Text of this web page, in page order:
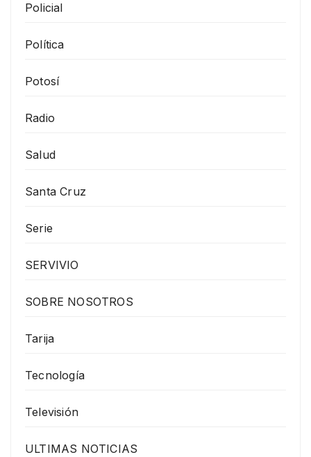
Policial
Política
Potosí
Radio
Salud
Santa Cruz
Serie
SERVIVIO
SOBRE NOSOTROS
Tarija
Tecnología
Televisión
ULTIMAS NOTICIAS